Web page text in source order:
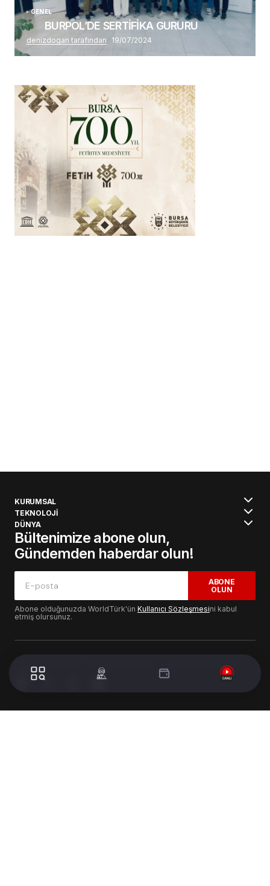
GENEL
BURPOL’DE SERTİFİKA GURURU
denizdogan tarafından 19/07/2024
KURUMSAL
TEKNOLOJİ
DÜNYA
Bültenimize abone olun,
Gündemden haberdar olun!
ABONE
OLUN
Abone olduğunuzda WorldTürk'ün Kullanıcı Sözleşmesini kabul
etmiş olursunuz.
© 2024 WorldTurk. Tüm Hakları Saklıdır. - Tasarım & Geliştirme :
Volion's